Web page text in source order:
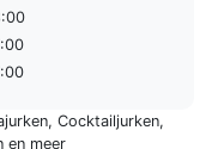
, Cocktailjurken,
en meer